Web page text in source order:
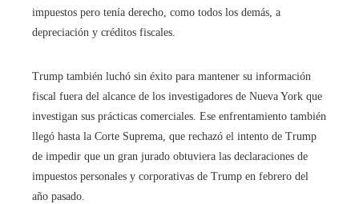
impuestos pero tenía derecho, como todos los demás, a
depreciación y créditos fiscales.
Trump también luchó sin éxito para mantener su información
fiscal fuera del alcance de los investigadores de Nueva York que
investigan sus prácticas comerciales. Ese enfrentamiento también
llegó hasta la Corte Suprema, que rechazó el intento de Trump
de impedir que un gran jurado obtuviera las declaraciones de
impuestos personales y corporativas de Trump en febrero del
año pasado.